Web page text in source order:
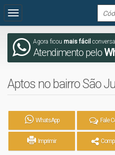
Agora ficou mais fácil
Atendimento pelo
Aptos no bairro São
WhatsApp Fale
Imprimir